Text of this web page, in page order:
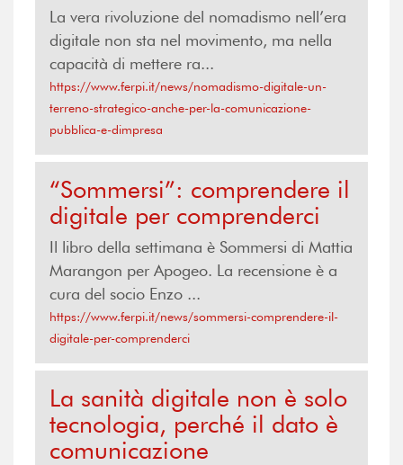
La vera rivoluzione del nomadismo nell’era
digitale non sta nel movimento, ma nella
capacità di mettere ra...
https://www.ferpi.it/news/nomadismo-digitale-un-
terreno-strategico-anche-per-la-comunicazione-
pubblica-e-dimpresa
“Sommersi”: comprendere il
digitale per comprenderci
Il libro della settimana è Sommersi di Mattia
Marangon per Apogeo. La recensione è a
cura del socio Enzo ...
https://www.ferpi.it/news/sommersi-comprendere-il-
digitale-per-comprenderci
La sanità digitale non è solo
tecnologia, perché il dato è
comunicazione